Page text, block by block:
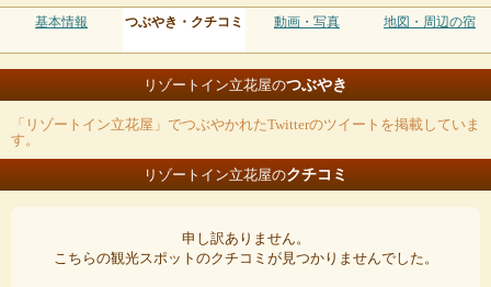
基本情報 つぶやき・クチコミ 動画・写真 地図・周辺の宿
リゾートイン立花屋のつぶやき
「リゾートイン立花屋」でつぶやかれたTwitterのツイートを掲載していま
す。
リゾートイン立花屋のクチコミ
申し訳ありません。
こちらの観光スポットのクチコミが見つかりませんでした。